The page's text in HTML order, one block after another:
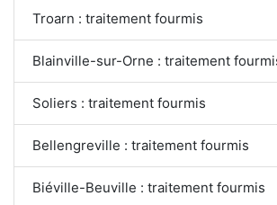
Troarn : traitement fourmis
Blainville-sur-Orne : traitement
Soliers : traitement fourmis
Bellengreville : traitement fourmis
Biéville-Beuville : traitement fourmis